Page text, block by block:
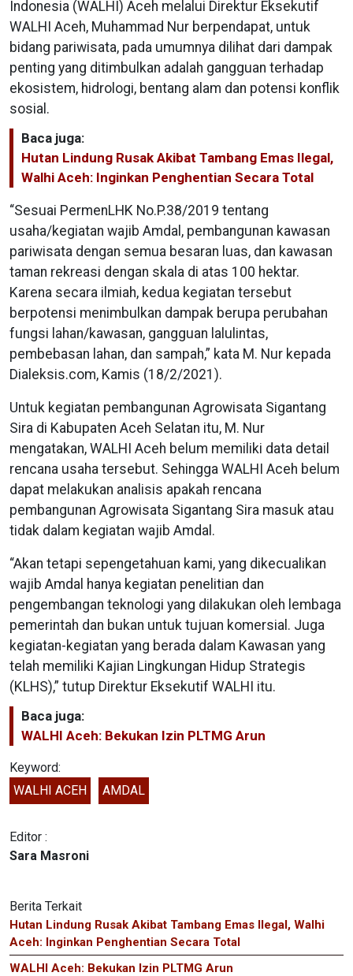
Indonesia (WALHI) Aceh melalui Direktur Eksekutif
WALHI Aceh, Muhammad Nur berpendapat, untuk
bidang pariwisata, pada umumnya dilihat dari dampak
penting yang ditimbulkan adalah gangguan terhadap
ekosistem, hidrologi, bentang alam dan potensi konflik
sosial.
Baca juga:
Hutan Lindung Rusak Akibat Tambang Emas Ilegal,
Walhi Aceh: Inginkan Penghentian Secara Total
“Sesuai PermenLHK No.P.38/2019 tentang
usaha/kegiatan wajib Amdal, pembangunan kawasan
pariwisata dengan semua besaran luas, dan kawasan
taman rekreasi dengan skala di atas 100 hektar.
Karena secara ilmiah, kedua kegiatan tersebut
berpotensi menimbulkan dampak berupa perubahan
fungsi lahan/kawasan, gangguan lalulintas,
pembebasan lahan, dan sampah,” kata M. Nur kepada
Dialeksis.com, Kamis (18/2/2021).
Untuk kegiatan pembangunan Agrowisata Sigantang
Sira di Kabupaten Aceh Selatan itu, M. Nur
mengatakan, WALHI Aceh belum memiliki data detail
rencana usaha tersebut. Sehingga WALHI Aceh belum
dapat melakukan analisis apakah rencana
pembangunan Agrowisata Sigantang Sira masuk atau
tidak dalam kegiatan wajib Amdal.
“Akan tetapi sepengetahuan kami, yang dikecualikan
wajib Amdal hanya kegiatan penelitian dan
pengembangan teknologi yang dilakukan oleh lembaga
pemerintah dan bukan untuk tujuan komersial. Juga
kegiatan-kegiatan yang berada dalam Kawasan yang
telah memiliki Kajian Lingkungan Hidup Strategis
(KLHS),” tutup Direktur Eksekutif WALHI itu.
Baca juga:
WALHI Aceh: Bekukan Izin PLTMG Arun
Keyword:
WALHI ACEH
AMDAL
Editor :
Sara Masroni
Berita Terkait
Hutan Lindung Rusak Akibat Tambang Emas Ilegal, Walhi
Aceh: Inginkan Penghentian Secara Total
WALHI Aceh: Bekukan Izin PLTMG Arun